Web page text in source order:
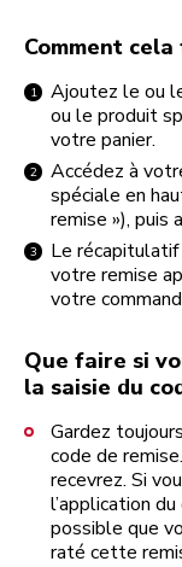
Comment
Ajoutez le ou
ou le produit
votre panier.
Accédez à
spéciale en
remise »), puis
Le
votre remise
votre
Que faire si
la saisie du
Gardez
code de
recevrez. Si
l’application
possible que
raté cette